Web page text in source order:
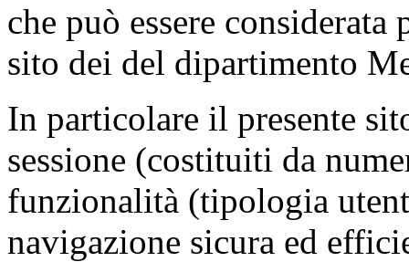
che può essere
sito dei del dipartimento
In particolare il presente
sessione (costituiti da
funzionalità (tipologia
navigazione sicura ed